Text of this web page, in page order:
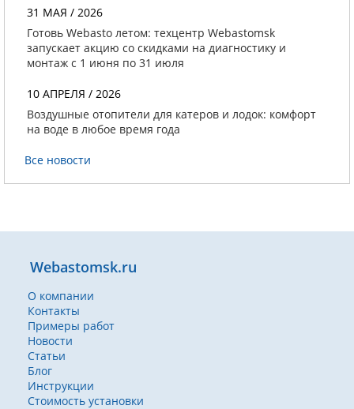
31 МАЯ / 2026
Готовь Webasto летом: техцентр Webastomsk
запускает акцию со скидками на диагностику и
монтаж с 1 июня по 31 июля
10 АПРЕЛЯ / 2026
Воздушные отопители для катеров и лодок: комфорт
на воде в любое время года
Все новости
Webastomsk.ru
О компании
Контакты
Примеры работ
Новости
Статьи
Блог
Инструкции
Стоимость установки